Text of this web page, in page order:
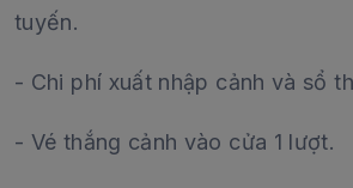
tuyến.
- Chi phí xuất nhập cảnh và sổ
- Vé thắng cảnh vào cửa 1 lượt.